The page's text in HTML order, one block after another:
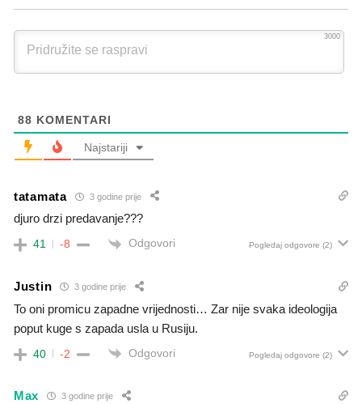
3000
88 KOMENTARI
Najstariji
tatamata 3 godine prije
djuro drzi predavanje???
41 -8 Odgovori Pogledaj odgovore (2)
Justin 3 godine prije
To oni promicu zapadne vrijednosti… Zar nije svaka ideologija
poput kuge s zapada usla u Rusiju.
40 -2 Odgovori Pogledaj odgovore (2)
Max 3 godine prije